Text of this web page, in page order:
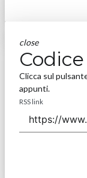
close
Codice
Clicca sul
appunti.
RSS link